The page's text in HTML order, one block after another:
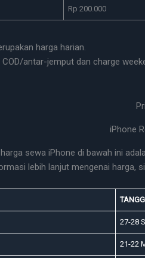
Rp 200.000
harga harian.
antar-jemput dan charge
iPhone
sewa iPhone di bawah ini
lebih lanjut mengenai harga,
27-28
21-22